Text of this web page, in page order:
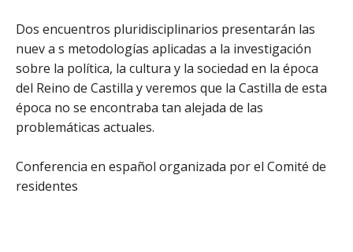
Dos encuentros pluridisciplinarios presentarán las
nuev a s metodologías aplicadas a la investigación
sobre la política, la cultura y la sociedad en la época
del Reino de Castilla y veremos que la Castilla de esta
época no se encontraba tan alejada de las
problemáticas actuales.
Conferencia en español organizada por el Comité de
residentes